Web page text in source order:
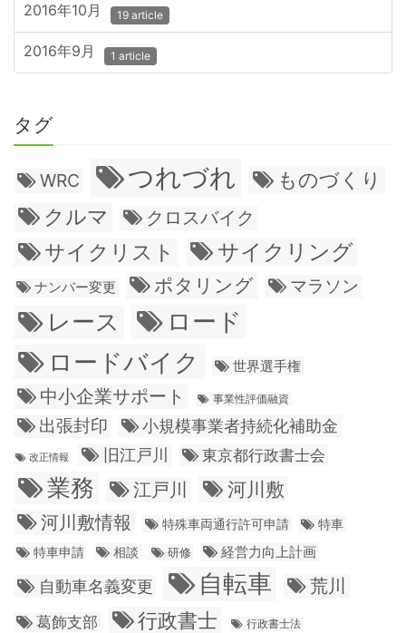
2016年10月 19 article
2016年9月 1 article
タグ
WRC つれづれ ものづくり
クルマ クロスバイク
サイクリスト サイクリング
ナンバー変更 ポタリング マラソン
レース
ロード
ロードバイク
世界選手権
中小企業サポート 事業性評価融資
出張封印 小規模事業者持続化補助金
改正情報 旧江戸川 東京都行政書士会
業務 江戸川
河川敷
河川敷情報
特殊車両通行許可申請
特車
特車申請
相談 研修 経営力向上計画
自動車名義変更 自転車 荒川
葛飾支部 行政書士 行政書士法